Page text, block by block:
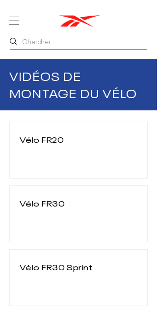
VIDÉOS DE
MONTAGE DU VÉLO
Vélo FR20
Vélo FR30
Vélo FR30 Sprint